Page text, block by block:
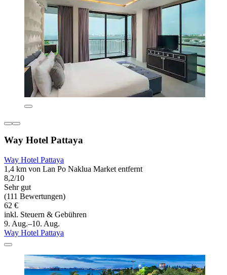
Way Hotel Pattaya
Way Hotel Pattaya
1,4 km von Lan Po Naklua Market entfernt
8,2/10
Sehr gut
(111 Bewertungen)
62 €
inkl. Steuern & Gebühren
9. Aug.–10. Aug.
Way Hotel Pattaya